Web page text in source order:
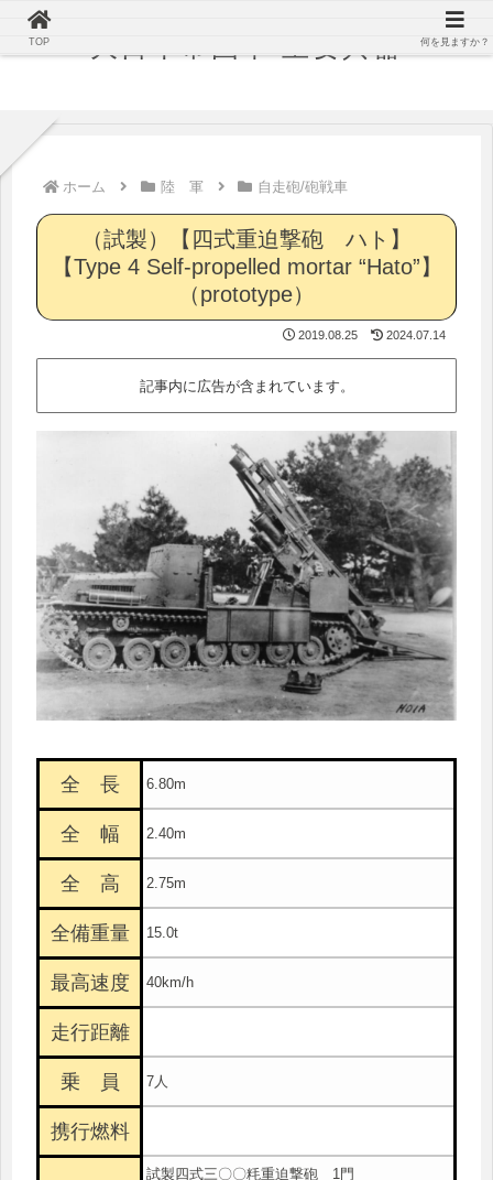
ホーム 陸 軍 自走砲/砲戦車
（試製）【四式重迫撃砲 ハト】
【Type 4 Self-propelled mortar “Hato”】
（prototype）
2019.08.25 2024.07.14
記事内に広告が含まれています。
全 長 6.80m
全 幅 2.40m
全 高 2.75m
全備重量 15.0t
最高速度 40km/h
走行距離
乗 員 7人
携行燃料
試製四式三〇〇粍重迫撃砲 1門
TOP 何を見ますか？